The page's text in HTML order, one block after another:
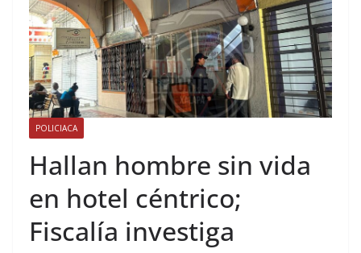
POLICIACA
Hallan hombre sin vida
en hotel céntrico;
Fiscalía investiga